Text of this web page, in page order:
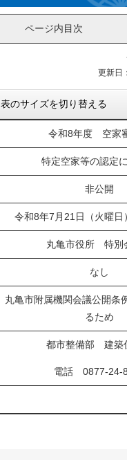
ページ内目次
更新日
表のサイズを切り替える
令和8年度 空家
特定空家等の認定
非公開
令和8年7月21日（火曜日
丸亀市役所 特別
なし
丸亀市附属機関会議公開条
るため
都市整備部 建築
電話 0877-24-